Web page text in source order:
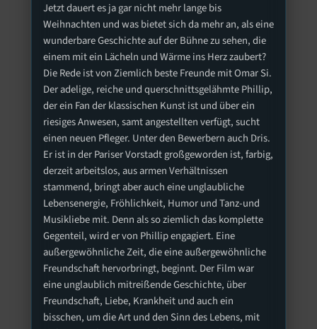
Jetzt dauert es ja gar nicht mehr lange bis
Weihnachten und was bietet sich da mehr an, als eine
wunderbare Geschichte auf der Bühne zu sehen, die
einem mit ein Lächeln und Wärme ins Herz zaubert?
Die Rede ist von Ziemlich beste Freunde mit Omar Si.
Der adelige, reiche und querschnittsgelähmte Phillip,
der ein Fan der klassischen Kunst ist und über ein
riesiges Anwesen, samt angestellten verfügt, sucht
einen neuen Pfleger. Unter den Bewerbern auch Dris.
Er ist in der Pariser Vorstadt großgeworden ist, farbig,
derzeit arbeitslos, aus armen Verhältnissen
stammend, bringt aber auch eine unglaubliche
Lebensenergie, Fröhlichkeit, Humor und Tanz-und
Musikliebe mit. Denn als so ziemlich das komplette
Gegenteil, wird er von Phillip engagiert. Eine
außergewöhnliche Zeit, die eine außergewöhnliche
Freundschaft hervorbringt, beginnt. Der Film war
eine unglaublich mitreißende Geschichte, über
Freundschaft, Liebe, Krankheit und auch ein
bisschen, um die Art und den Sinn des Lebens, mit